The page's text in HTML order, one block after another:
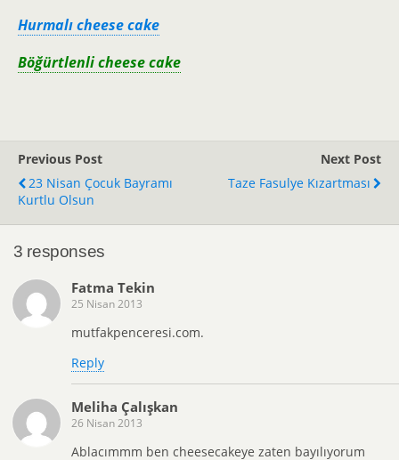
Hurmalı cheese cake
Böğürtlenli cheese cake
Previous Post
23 Nisan Çocuk Bayramı
Kurtlu Olsun
Next Post
Taze Fasulye Kızartması
3 responses
Fatma Tekin
25 Nisan 2013
mutfakpenceresi.com.
Reply
Meliha Çalışkan
26 Nisan 2013
Ablacımmm ben cheesecakeye zaten bayılıyorum